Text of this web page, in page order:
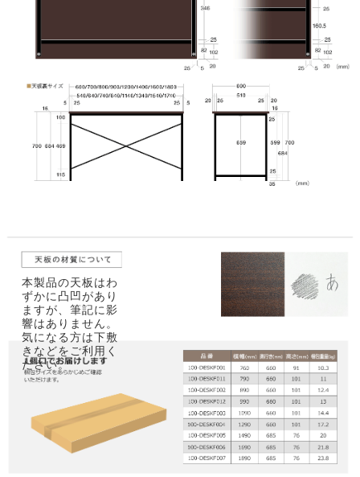
本製品の天板はわ
ずかに凸凹があり
ますが、筆記に影
響はありません。
気になる方は下敷
きなどをご利用く
ださい。